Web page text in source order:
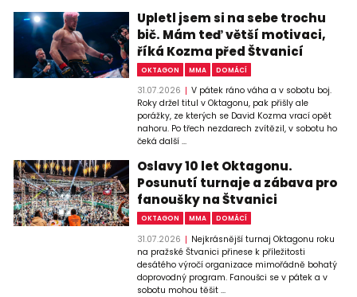
Upletl jsem si na sebe trochu
bič. Mám teď větší motivaci,
říká Kozma před Štvanicí
OKTAGON MMA DOMÁCÍ
31.07.2026
V pátek ráno váha a v sobotu boj.
Roky držel titul v Oktagonu, pak přišly ale
porážky, ze kterých se David Kozma vrací opět
nahoru. Po třech nezdarech zvítězil, v sobotu ho
čeká další ...
Oslavy 10 let Oktagonu.
Posunutí turnaje a zábava pro
fanoušky na Štvanici
OKTAGON MMA DOMÁCÍ
31.07.2026
Nejkrásnější turnaj Oktagonu roku
na pražské Štvanici přinese k příležitosti
desátého výročí organizace mimořádně bohatý
doprovodný program. Fanoušci se v pátek a v
sobotu mohou těšit ...